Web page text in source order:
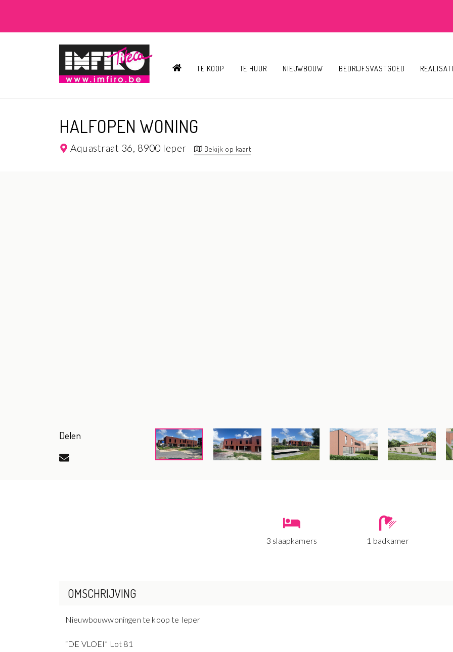
HOMETE KOOP TE HUUR NIEUWBOUW BEDRIJFSVASTGOED
HALFOPEN WONING
Aquastraat 36, 8900 Ieper Bekijk op kaart
Delen
3 slaapkamers 1 badkamer
OMSCHRIJVING
Nieuwbouwwoningen te koop te Ieper
“DE VLOEI” Lot 81